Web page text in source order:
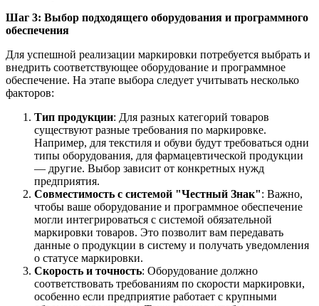
Шаг 3: Выбор подходящего оборудования и программного
обеспечения
Для успешной реализации маркировки потребуется выбрать и
внедрить соответствующее оборудование и программное
обеспечение. На этапе выбора следует учитывать несколько
факторов:
Тип продукции: Для разных категорий товаров
существуют разные требования по маркировке.
Например, для текстиля и обуви будут требоваться одни
типы оборудования, для фармацевтической продукции
— другие. Выбор зависит от конкретных нужд
предприятия.
Совместимость с системой "Честный Знак": Важно,
чтобы ваше оборудование и программное обеспечение
могли интегрироваться с системой обязательной
маркировки товаров. Это позволит вам передавать
данные о продукции в систему и получать уведомления
о статусе маркировки.
Скорость и точность: Оборудование должно
соответствовать требованиям по скорости маркировки,
особенно если предприятие работает с крупными